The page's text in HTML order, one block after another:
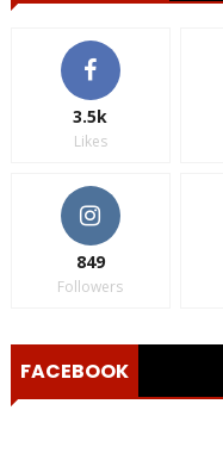
3.5k
Likes
849
Followers
FACEBOOK